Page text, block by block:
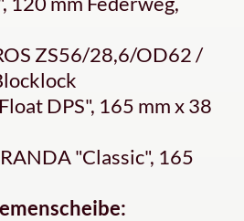
ZS56/28,6/OD62 /
DPS", 165 mm x 38
"Classic", 165